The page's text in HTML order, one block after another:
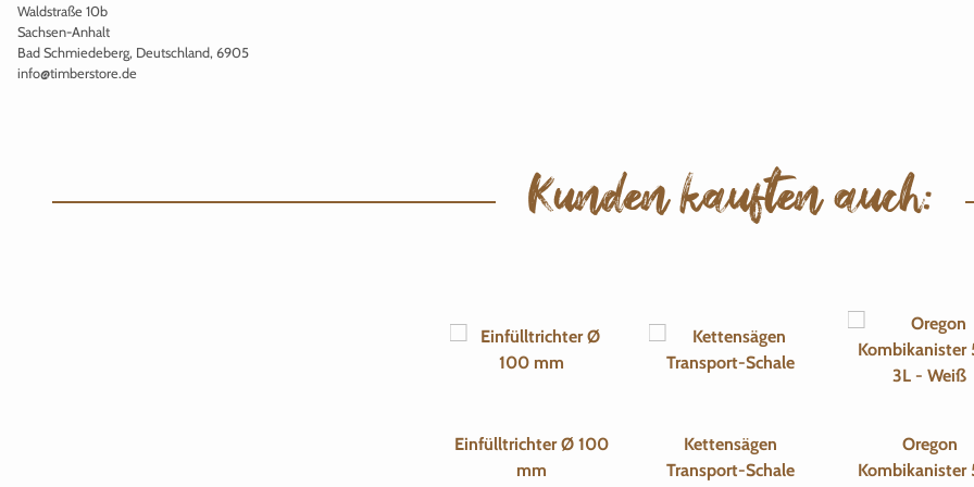
Waldstraße 10b
Sachsen-Anhalt
Bad Schmiedeberg, Deutschland, 6905
info@timberstore.de
Kunden kauften auch:
Einfülltrichter Ø 100
mm
Kettensägen
Transport-Schale
Oregon
Kombikanister